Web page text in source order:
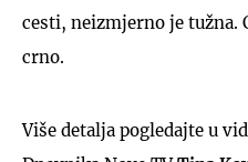
cesti, neizmjerno je tužna.
crno.
Više detalja pogledajte u